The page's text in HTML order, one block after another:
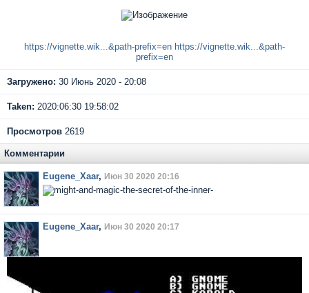
https://vignette.wik...&path-prefix=en https://vignette.wik...&path-
prefix=en
Загружено: 30 Июнь 2020 - 20:08
Taken: 2020:06:30 19:58:02
Просмотров 2619
Комментарии
Eugene_Xaar, Июн 30 2020 20:16
Eugene_Xaar, Июн 30 2020 20:17